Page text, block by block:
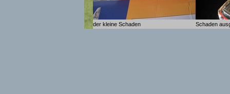
der kleine Schaden Schaden